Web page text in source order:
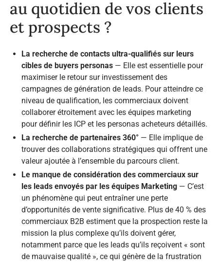
au quotidien de vos clients
et prospects ?
La recherche de contacts ultra-qualifiés sur leurs
cibles de buyers personas — Elle est essentielle pour
maximiser le retour sur investissement des
campagnes de génération de leads. Pour atteindre ce
niveau de qualification, les commerciaux doivent
collaborer étroitement avec les équipes marketing
pour définir les ICP et les personas acheteurs détaillés.
La recherche de partenaires 360° — Elle implique de
trouver des collaborations stratégiques qui offrent une
valeur ajoutée à l’ensemble du parcours client.
Le manque de considération des commerciaux sur
les leads envoyés par les équipes Marketing — C’est
un phénomène qui peut entraîner une perte
d’opportunités de vente significative. Plus de 40 % des
commerciaux B2B estiment que la prospection reste la
mission la plus complexe qu’ils doivent gérer,
notamment parce que les leads qu’ils reçoivent « sont
de mauvaise qualité », ce qui génère de la frustration